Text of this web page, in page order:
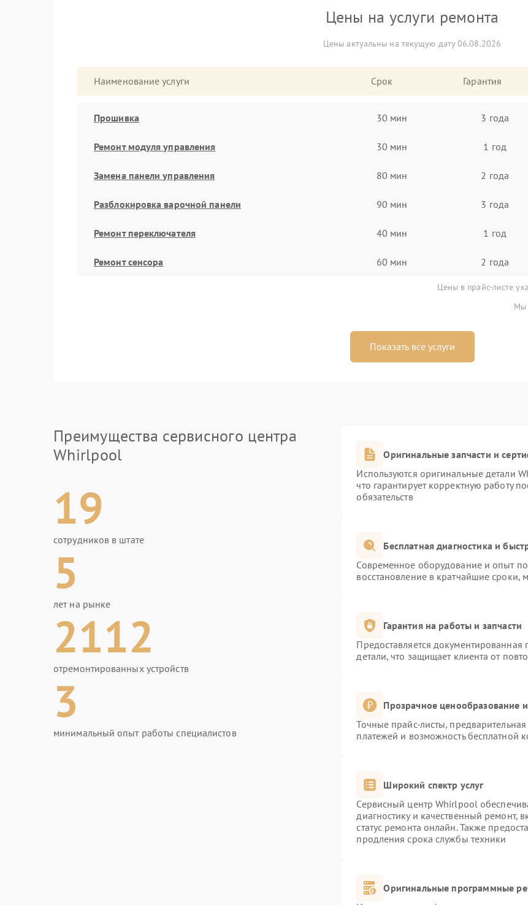
Цены на услуги ремонта
Цены актуальны на текущую дату 06.08.2026
Наименование услуги Срок Гарантия
Прошивка 30 мин 3 года
Ремонт модуля управления 30 мин 1 год
Замена панели управления 80 мин 2 года
Разблокировка варочной панели 90 мин 3 года
Ремонт переключателя 40 мин 1 год
Ремонт сенсора 60 мин 2 года
Цены в прайс-листе
Мы
Показать все услуги
Преимущества сервисного центра
Whirlpool
19
сотрудников в штате
5
лет на рынке
2112
отремонтированных устройств
3
минимальный опыт работы специалистов
Оригинальные запчасти и
Используются оригинальные детали
что гарантирует корректную работу
обязательств
Бесплатная диагностика и
Современное оборудование и опыт
восстановление в кратчайшие сроки,
Гарантия на работы и запчасти
Предоставляется
детали, что защищает клиента от
Прозрачное ценообразование
Точные прайс-листы,
платежей и возможность бесплатной
Широкий спектр услуг
Сервисный центр Whirlpool
диагностику и качественный ремонт,
статус ремонта онлайн. Также
продления срока службы техники
Оригинальные программные